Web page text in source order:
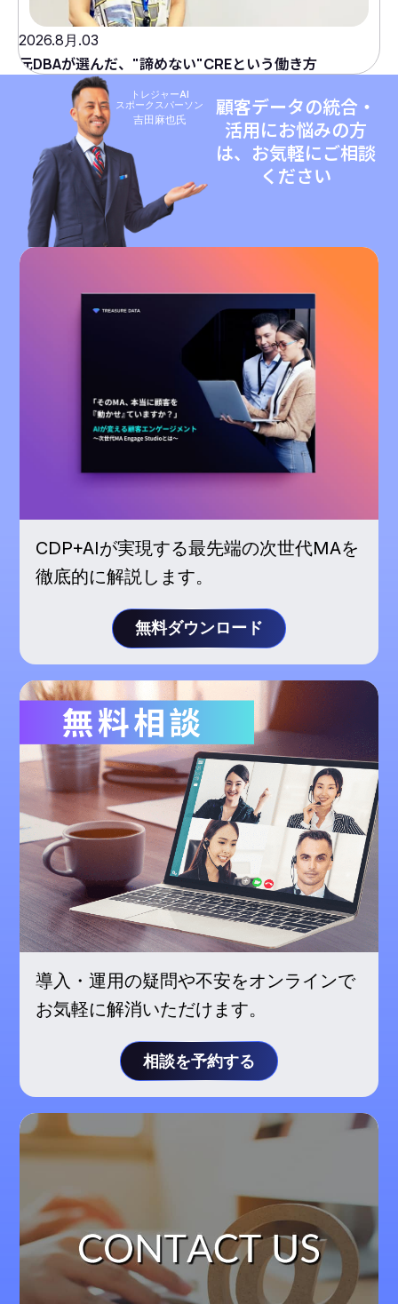
2026.8月.03
元DBAが選んだ、"諦めない"CREという働き方
トレジャーAI
スポークスパーソン
吉田麻也氏
顧客データの統合・
活用にお悩みの方
は、お気軽にご相談
ください
CDP+AIが実現する最先端の次世代MAを
徹底的に解説します。
無料ダウンロード
導入・運用の疑問や不安をオンラインで
お気軽に解消いただけます。
相談を予約する